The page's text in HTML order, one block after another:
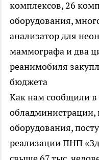
комплексов, 26
оборудования,
анализатор для
маммографа и два
реанимобиля
бюджета
Как нам сообщили в
обладминистрации,
оборудования,
реализации ПНП